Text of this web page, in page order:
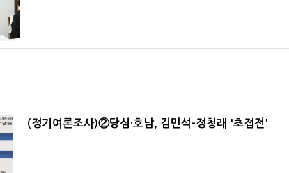
(정기여론조사)②당심·호남, 김민석-정청래 '초접전'